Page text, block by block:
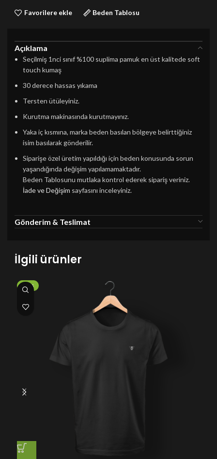
Favorilere ekle Beden Tablosu
Açıklama
Seçilmiş 1nci sınıf %100 suplima pamuk en üst kalitede soft
touch kumaş
30 derece hassas yıkama
Tersten ütüleyiniz.
Kurutma makinasında kurutmayınız.
Yaka iç kısmına, marka beden basılan bölgeye belirttiğiniz
isim basılarak gönderilir.
Siparişe özel üretim yapıldığı için beden konusunda sorun
yaşandığında değişim yapılamamaktadır.
Beden Tablosunu mutlaka kontrol ederek sipariş veriniz.
İade ve Değişim sayfasını inceleyiniz.
Gönderim & Teslimat
İlgili ürünler
-35%